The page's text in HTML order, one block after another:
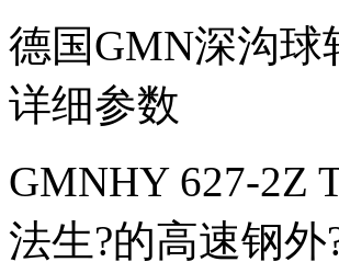
德国GMN深沟球
详细参数
GMNHY 627-2Z
法生?的高速钢